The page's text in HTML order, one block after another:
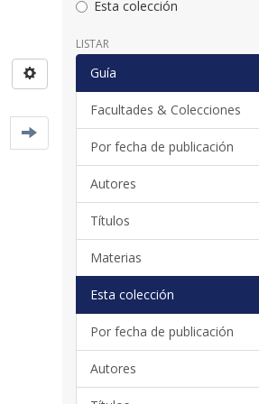
Esta colección
LISTAR
Guía
Facultades & Colecciones
Por fecha de publicación
Autores
Títulos
Materias
Esta colección
Por fecha de publicación
Autores